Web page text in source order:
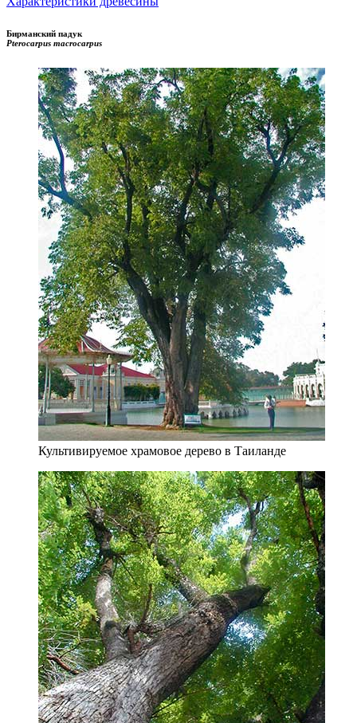
Бирманский падук
Pterocarpus macrocarpus
Культивируемое храмовое дерево в Таиланде